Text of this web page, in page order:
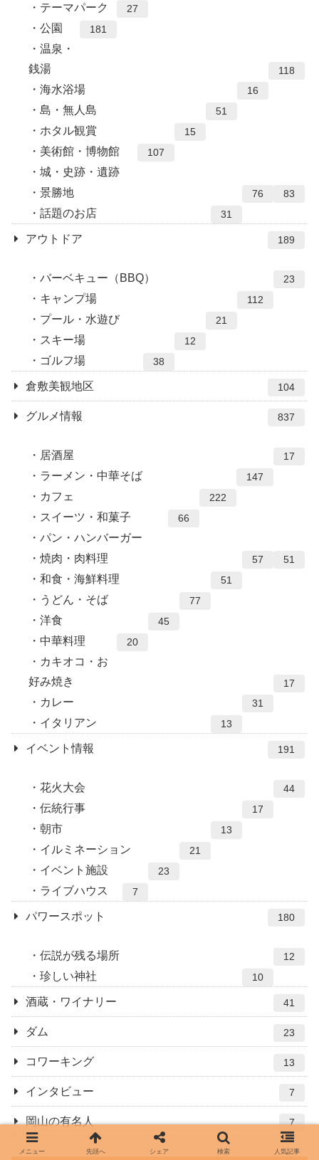
テーマパーク 27
公園 181
温泉・
銭湯
118
海水浴場 16
島・無人島 51
ホタル観賞 15
美術館・博物館 107
城・史跡・遺跡
83
景勝地 76
話題のお店 31
アウトドア 189
バーベキュー（BBQ） 23
キャンプ場 112
プール・水遊び 21
スキー場 12
ゴルフ場 38
倉敷美観地区 104
グルメ情報 837
居酒屋 17
ラーメン・中華そば 147
カフェ 222
スイーツ・和菓子 66
パン・ハンバーガー
51
焼肉・肉料理 57
和食・海鮮料理 51
うどん・そば 77
洋食 45
中華料理 20
カキオコ・お
好み焼き
17
カレー 31
イタリアン 13
イベント情報 191
花火大会 44
伝統行事 17
朝市 13
イルミネーション 21
イベント施設 23
ライブハウス 7
パワースポット 180
伝説が残る場所 12
珍しい神社 10
酒蔵・ワイナリー 41
ダム 23
コワーキング 13
インタビュー 7
岡山の有名人 7
メニュー 先頭へ シェア 検索 人気記事